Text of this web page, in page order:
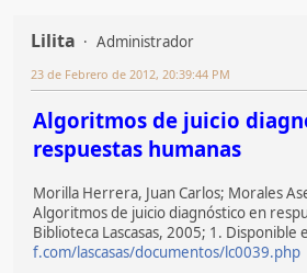
Lilita Administrador
23 de Febrero de 2012, 20:39:44 PM
Algoritmos de juicio
respuestas humanas
Morilla Herrera, Juan Carlos; Morales
Algoritmos de juicio diagnóstico en
Biblioteca Lascasas, 2005; 1. Disponible
f.com/lascasas/documentos/lc0039.php